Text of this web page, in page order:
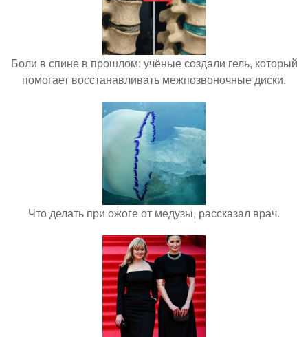
Боли в спине в прошлом: учёные создали гель, который
помогает восстанавливать межпозвоночные диски.
Что делать при ожоге от медузы, рассказал врач.